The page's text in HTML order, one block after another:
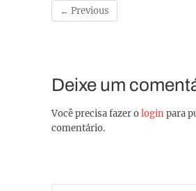
← Previous
Deixe um
Você precisa fazer ologinpara
comentário.